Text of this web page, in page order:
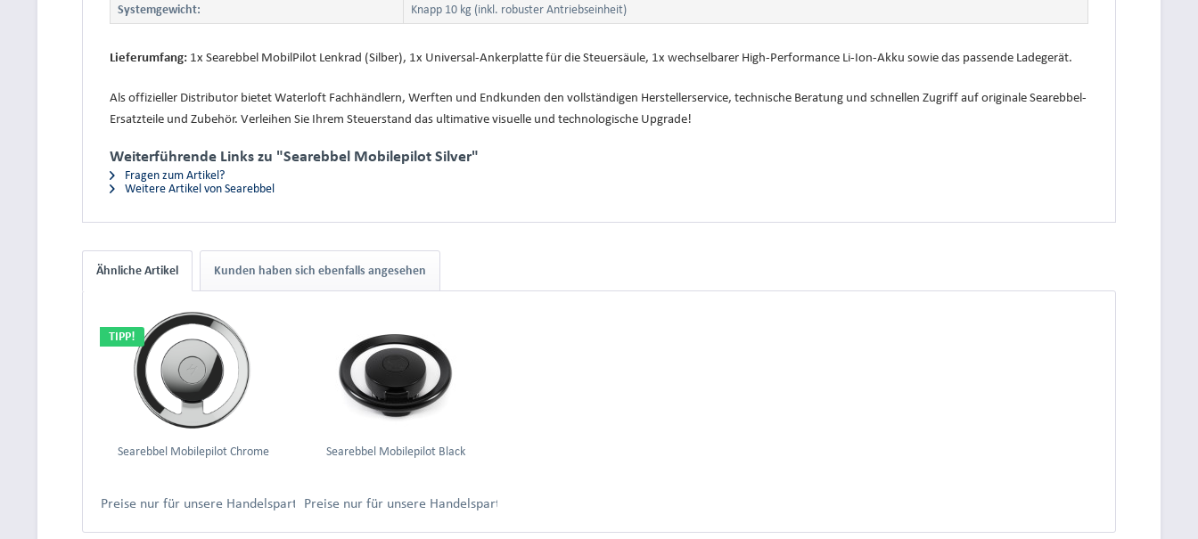
Systemgewicht: Knapp 10 kg (inkl. robuster Antriebseinheit)
Lieferumfang: 1x Searebbel MobilPilot Lenkrad (Silber), 1x Universal-Ankerplatte für die Steuersäule, 1x wechselbarer High-Performance Li-Ion-Akku sowie das passende Ladegerät.
Als offizieller Distributor bietet Waterloft Fachhändlern, Werften und Endkunden den vollständigen Herstellerservice, technische Beratung und schnellen Zugriff auf originale Searebbel-
Ersatzteile und Zubehör. Verleihen Sie Ihrem Steuerstand das ultimative visuelle und technologische Upgrade!
Weiterführende Links zu "Searebbel Mobilepilot Silver"
Fragen zum Artikel?
Weitere Artikel von Searebbel
Ähnliche Artikel Kunden haben sich ebenfalls angesehen
TIPP!
Searebbel Mobilepilot Chrome
Preise nur für unsere Handelspartner nach Anmeldung.
Searebbel Mobilepilot Black
Preise nur für unsere Handelspartner nach Anmeldung.